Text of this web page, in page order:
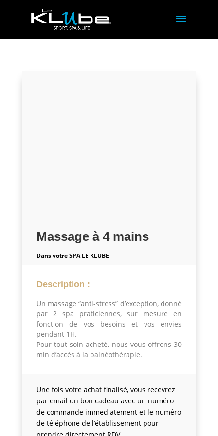
Massage à 4 mains
Dans votre SPA LE KLUBE
Description :
Un massage “anti-stress” d’exception, donné
par 2 spa praticiennes, sur mesure en
fonction de vos besoins et vos envies
pendant 1H.
Pour tout soin acheté, nous vous offrons 30
min d’accès à la balnéothérapie.
Une fois votre achat finalisé, vous recevrez
par email un bon cadeau avec un numéro
de commande immediatement et le numéro
de téléphone de l’établissement pour